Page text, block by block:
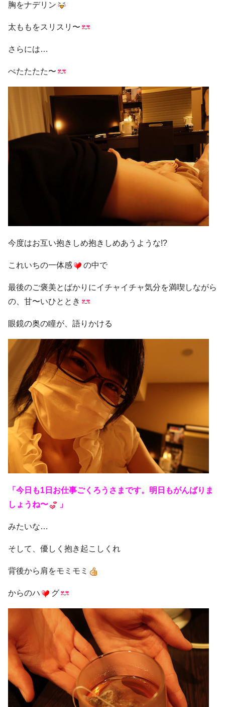
胸をナデリン
太ももをスリスリ〜
さらには…
ぺたたたた〜
今度はお互い抱きしめ抱きしめあうような!?
これいちの一体感 の中で
最後のご褒美とばかりにイチャイチャ気分を満喫しながら
の、甘〜いひととき
眼鏡の奥の瞳が、語りかける
「今日も1日お仕事ごくろうさまです。 明日もがんばりま
しょうね〜
」
みたいな…
そして、優しく抱き起こしくれ
背後から肩をモミモミ
からのハ グ